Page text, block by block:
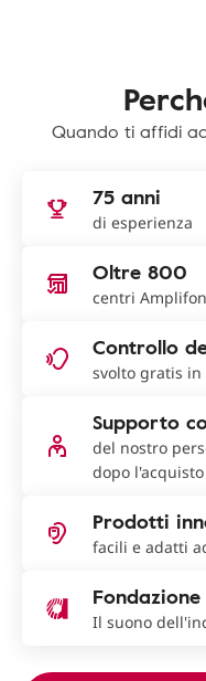
Quando ti affidi
75 anni
di esperienza
Oltre 800
centri
Controllo
svolto gratis
Supporto
del nostro
dopo l'acquisto
Prodotti
facili e adatti
Il suono